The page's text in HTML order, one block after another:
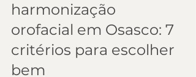
harmonização
orofacial em Osasco: 7
critérios para escolher
bem